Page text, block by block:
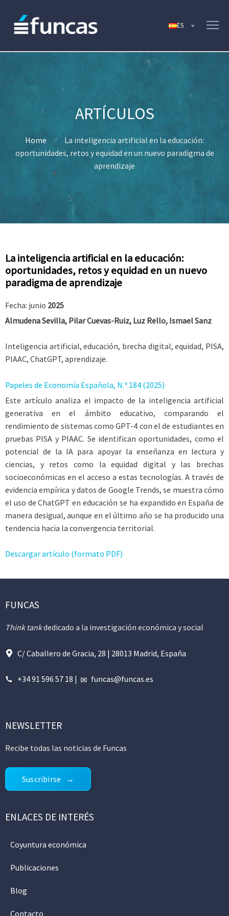
Home
La inteligencia artificial en la educación:
oportunidades, retos y equidad en un nuevo paradigma de
aprendizaje
La inteligencia artificial en la educación:
oportunidades, retos y equidad en un nuevo
paradigma de aprendizaje
Fecha: junio 2025
Almudena Sevilla, Pilar Cuevas-Ruiz, Luz Rello, Ismael Sanz
Inteligencia artificial, educación, brecha digital, equidad, PISA,
PIAAC, ChatGPT, aprendizaje.
Papeles de Economía Española, N.º 184 (2025)
Este artículo analiza el impacto de la inteligencia artificial
generativa en el ámbito educativo, comparando el
rendimiento de sistemas como GPT-4 con el de estudiantes en
pruebas PISA y PIAAC. Se identifican oportunidades, como el
potencial de la IA para apoyar la enseñanza en lectura y
ciencias, y retos como la equidad digital y las brechas
socioeconómicas en el acceso a estas tecnologías. A través de
evidencia empírica y datos de Google Trends, se muestra cómo
el uso de ChatGPT en educación se ha expandido en España de
manera desigual, aunque en el último año se ha producido una
tendencia hacia la convergencia territorial.
Descargar artículo (formato PDF)
FUNCAS
Think tankdedicado a la investigación económica y social
C/ Caballero de Gracia, 28 | 28013 Madrid, España
+34 91 596 57 18 | funcas@funcas.es
NEWSLETTER
Recibe todas las noticias de Funcas
Suscribirse
ENLACES DE INTERÉS
Coyuntura económica
Publicaciones
Blog
Contacto